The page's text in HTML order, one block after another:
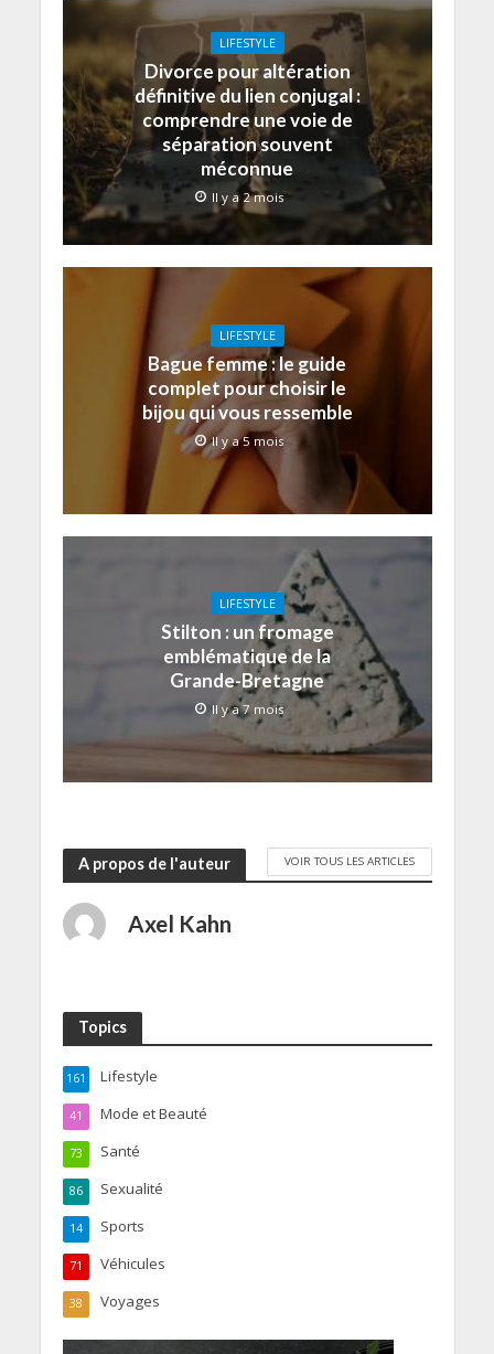
LIFESTYLE
Divorce pour altération
définitive du lien conjugal :
comprendre une voie de
séparation souvent
méconnue
Il y a 2 mois
LIFESTYLE
Bague femme : le guide
complet pour choisir le
bijou qui vous ressemble
Il y a 5 mois
LIFESTYLE
Stilton : un fromage
emblématique de la
Grande-Bretagne
Il y a 7 mois
A propos de l'auteur VOIR TOUS LES ARTICLES
Axel Kahn
Topics
Lifestyle
161
Mode et Beauté
41
Santé
73
Sexualité
86
Sports
14
Véhicules
71
Voyages
38